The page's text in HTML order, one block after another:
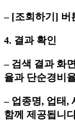
– [조회하기] 버
4. 결과 확인
– 검색 결과 화
율과 단순경비
– 업종명, 업태,
함께 제공됩니